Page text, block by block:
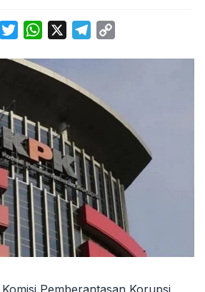
FacebookTwitterWhatsApp Telegram